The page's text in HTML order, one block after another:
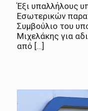
Έξι υπαλλήλους
Εσωτερικών
Συμβούλιο του
Μιχελάκης για
από […]